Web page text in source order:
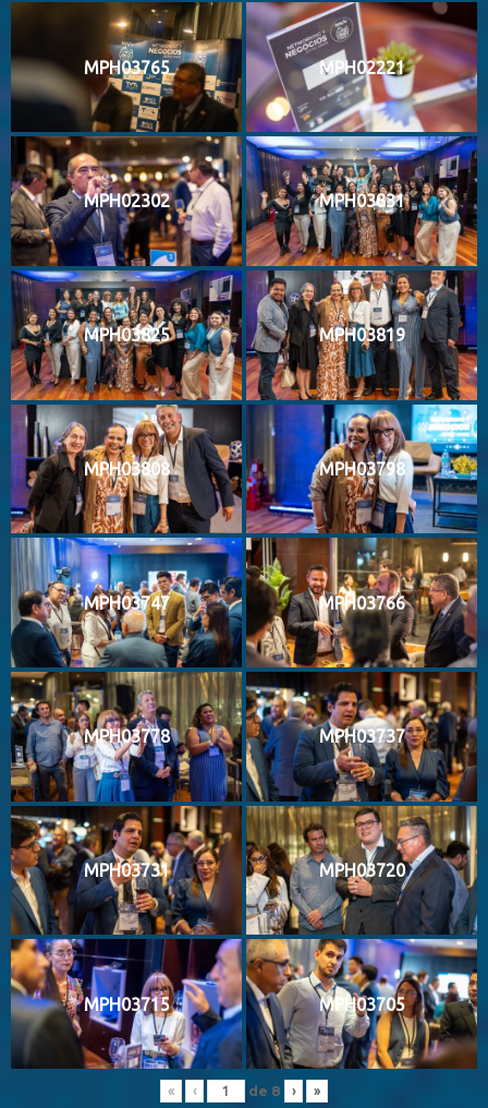
MPH03765 MPH02221
MPH02302 MPH03831
MPH03825 MPH03819
MPH03808 MPH03798
MPH03747 MPH03766
MPH03778 MPH03737
MPH03731 MPH03720
MPH03715 MPH03705
« ‹ de 8 › »